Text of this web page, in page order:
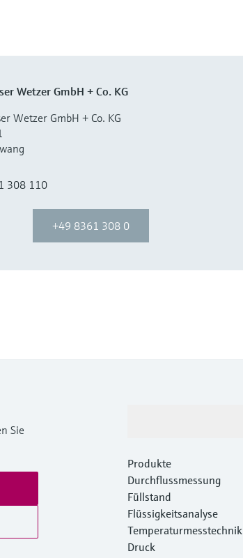
Wetzer GmbH + Co. KG
Wetzer GmbH + Co. KG
308 110
+49 8361 308 0
Sie
Produkte
Durchflussmessung
Füllstand
Flüssigkeitsanalyse
Temperaturmesstechnik
Druck